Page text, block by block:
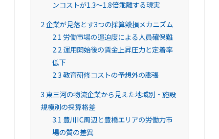
ンコストが1.3～1.8倍乖離する現実
2企業が見落とす3つの採算毀損メカニズム
2.1 労働市場の逼迫度による人員確保難
2.2運用開始後の賃金上昇圧力と定着率
低下
2.3教育研修コストの予想外の膨張
3東三河の物流企業から見えた地域別・施設
規模別の採算格差
3.1 豊川IC周辺と豊橋エリアの労働力市
場の質の差異